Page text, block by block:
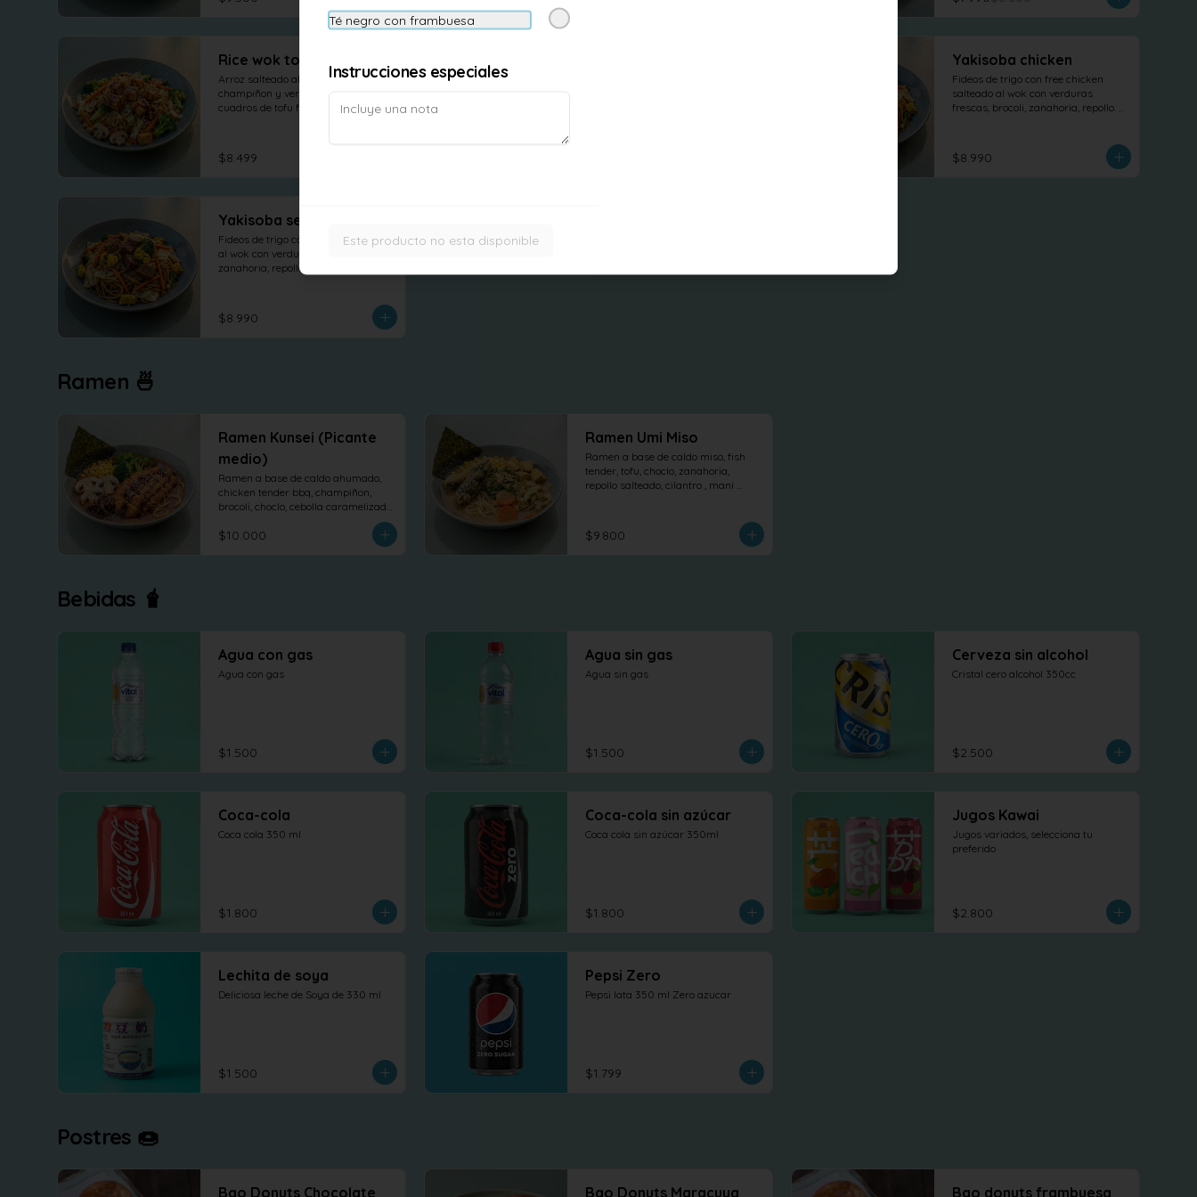
Rice wok tofu teriyaki
Arroz salteado al wok con
champiñon y verduras frescas,
cuadros de tofu frito con topping
$8.499
Yakisoba chicken
Fideos de trigo con free chicken
salteado al wok con verduras
frescas, brocoli, zanahoria, repollo.
$8.990
Yakisoba seitan
Fideos de trigo con seitan salteado
al wok con verduras frescas, brocoli,
zanahoria, repollo. tofu revuelto
$8.990
Ramen 🍜
Ramen Kunsei (Picante
medio)
Ramen a base de caldo ahumado,
chicken tender bbq, champiñon,
brocoli, choclo, cebolla caramelizada
$10.000
Ramen Umi Miso
Ramen a base de caldo miso, fish
tender, tofu, choclo, zanahoria,
repollo salteado, cilantro , maní
$9.800
Bebidas 🧋
Agua con gas
Agua con gas
$1.500
Agua sin gas
Agua sin gas
$1.500
Cerveza sin alcohol
Cristal cero alcohol 350cc
$2.500
Coca-cola
Coca cola 350 ml
$1.800
Coca-cola sin azúcar
Coca cola sin azúcar 350ml
$1.800
Jugos Kawai
Jugos variados, selecciona tu
preferido
$2.800
Lechita de soya
Deliciosa leche de Soya de 330 ml
$1.500
Pepsi Zero
Pepsi lata 350 ml Zero azucar
$1.799
Postres 🍩
Bao Donuts Chocolate Bao Donuts Maracuya Bao donuts frambuesa
Té negro con frambuesa
Instrucciones especiales
Este producto no esta disponible